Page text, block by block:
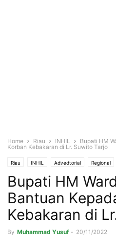
Home Riau INHIL
Bupati HM
Korban Kebakaran di Lr. Suwito Tarjo
Riau INHIL Advedtorial Regional
Bupati HM
Bantuan
Kebakaran di
By Muhammad Yusuf - 20/11/2022